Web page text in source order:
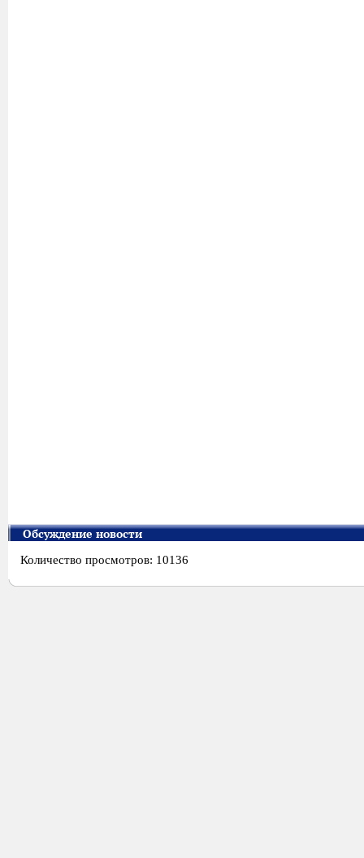
Обсуждение новости
Количество просмотров: 10136